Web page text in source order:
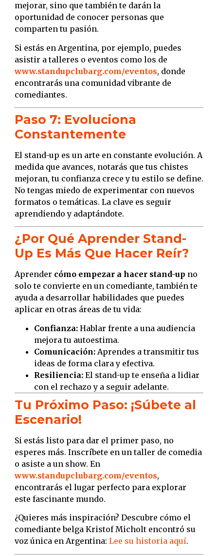
mejorar, sino que también te darán la
oportunidad de conocer personas que
comparten tu pasión.
Si estás en Argentina, por ejemplo, puedes
asistir a talleres o eventos como los de
www.standupclubarg.com/eventos, donde
encontrarás una comunidad vibrante de
comediantes.
Paso 7: Evoluciona
Constantemente
El stand-up es un arte en constante evolución. A
medida que avances, notarás que tus chistes
mejoran, tu confianza crece y tu estilo se define.
No tengas miedo de experimentar con nuevos
formatos o temáticas. La clave es seguir
aprendiendo y adaptándote.
¿Por Qué Aprender Stand-
Up Es Más Que Hacer Reír?
Aprender cómo empezar a hacer stand-up no
solo te convierte en un comediante, también te
ayuda a desarrollar habilidades que puedes
aplicar en otras áreas de tu vida:
Confianza: Hablar frente a una audiencia
mejora tu autoestima.
Comunicación: Aprendes a transmitir tus
ideas de forma clara y efectiva.
Resiliencia: El stand-up te enseña a lidiar
con el rechazo y a seguir adelante.
Tu Próximo Paso: ¡Súbete al
Escenario!
Si estás listo para dar el primer paso, no
esperes más. Inscríbete en un taller de comedia
o asiste a un show. En
www.standupclubarg.com/eventos,
encontrarás el lugar perfecto para explorar
este fascinante mundo.
¿Quieres más inspiración? Descubre cómo el
comediante belga Kristof Micholt encontró su
voz única en Argentina: Lee su historia aquí.